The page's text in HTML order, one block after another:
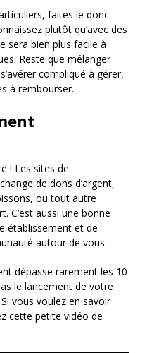
faites le donc
plutôt qu’avec des
sera bien plus facile à
Reste que mélanger
compliqué à gérer,
à rembourser.
! Les sites de
de dons d’argent,
ou tout autre
C’est aussi une bonne
établissement et de
autour de vous.
dépasse rarement les 10
le lancement de votre
Si vous voulez en savoir
cette petite vidéo de